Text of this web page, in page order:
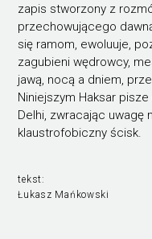
zapis stworzony z
przechowującego
się ramom, ewoluuje,
zagubieni wędrowcy,
jawą, nocą a dniem,
Niniejszym Haksar
Delhi, zwracając uwagę
klaustrofobiczny ścisk.
tekst:
Łukasz Mańkowski